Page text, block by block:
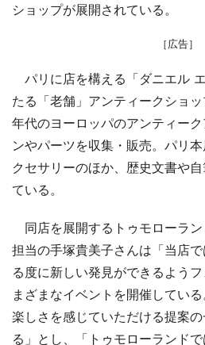
ショップが展開されている。
［広告］
パリに店を構える「ダニエル
たる「老舗」アンティークショ
年代のヨーロッパのアンティー
ンやパーツを収集・販売。パリ
クセサリーのほか、歴史文書や
ている。
同店を展開するトゥモローラン
担当の手塚貴美子さんは「当店
る度に新しい発見ができるよう
まざまなイベントを開催してい
楽しさを感じていただける提案
る」とし、「トゥモローランド